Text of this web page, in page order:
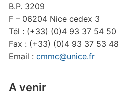
B.P. 3209
F – 06204 Nice cedex 3
Tél : (+33) (0)4 93 37 54 50
Fax : (+33) (0)4 93 37 53 48
Email : cmmc@unice.fr
A venir